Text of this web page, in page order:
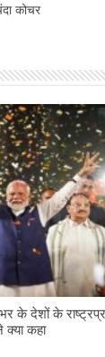
कोचर
के देशों के
कहा